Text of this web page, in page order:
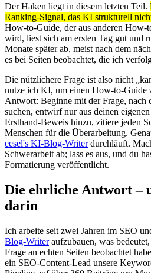
Der Haken liegt in diesem letzten Teil.
Ranking-Signal, das KI strukturell
How-to-Guide, der aus anderen How-
wird, liest sich am ersten Tag gut und
Monate später ab, meist nach dem
es bei Seiten beobachtet, die ich
Die nützlichere Frage ist also nicht
nutze ich KI, um einen How-to-Guide
Antwort: Beginne mit der Frage, nach
suchen, entwirf nur aus deinen
Ersthand-Beweis hinzu, zitiere jeden
Menschen für die Überarbeitung.
eesel's KI-Blog-Writerdurchläuft.
Schwerarbeit ab; lass es aus, und du
Formatierung veröffentlicht.
Die ehrliche Antwort –
darin
Ich arbeite seit zwei Jahren im SEO
Blog-Writeraufzubauen, was
Frage an echten Seiten beobachtet
ein SEO-Content-Lead unsere